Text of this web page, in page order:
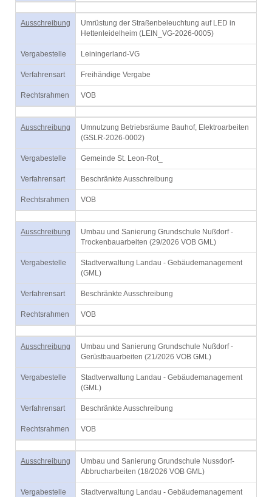
Ausschreibung
Umrüstung der Straßenbeleuchtung auf LED in
Hettenleidelheim (LEIN_VG-2026-0005)
Vergabestelle Leiningerland-VG
Verfahrensart Freihändige Vergabe
Rechtsrahmen VOB
Ausschreibung
Umnutzung Betriebsräume Bauhof, Elektroarbeiten
(GSLR-2026-0002)
Vergabestelle Gemeinde St. Leon-Rot_
Verfahrensart Beschränkte Ausschreibung
Rechtsrahmen VOB
Ausschreibung
Umbau und Sanierung Grundschule Nußdorf -
Trockenbauarbeiten (29/2026 VOB GML)
Vergabestelle
Stadtverwaltung Landau - Gebäudemanagement
(GML)
Verfahrensart Beschränkte Ausschreibung
Rechtsrahmen VOB
Ausschreibung
Umbau und Sanierung Grundschule Nußdorf -
Gerüstbauarbeiten (21/2026 VOB GML)
Vergabestelle
Stadtverwaltung Landau - Gebäudemanagement
(GML)
Verfahrensart Beschränkte Ausschreibung
Rechtsrahmen VOB
Ausschreibung
Umbau und Sanierung Grundschule Nussdorf-
Abbrucharbeiten (18/2026 VOB GML)
Vergabestelle
Stadtverwaltung Landau - Gebäudemanagement